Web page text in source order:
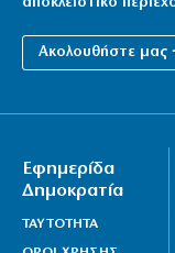
Ακολουθήστε
Εφημερίδα
Δημοκρατία
ΤΑΥΤΟΤΗΤΑ